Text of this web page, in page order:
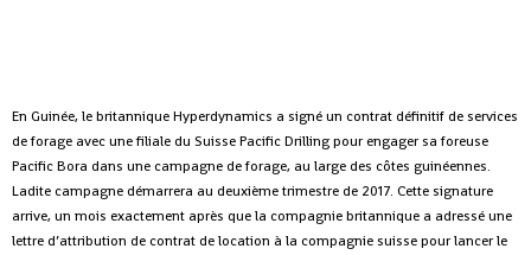
En Guinée, le britannique Hyperdynamics a signé un contrat définitif de services
de forage avec une filiale du Suisse Pacific Drilling pour engager sa foreuse
Pacific Bora dans une campagne de forage, au large des côtes guinéennes.
Ladite campagne démarrera au deuxième trimestre de 2017. Cette signature
arrive, un mois exactement après que la compagnie britannique a adressé une
lettre d’attribution de contrat de location à la compagnie suisse pour lancer le